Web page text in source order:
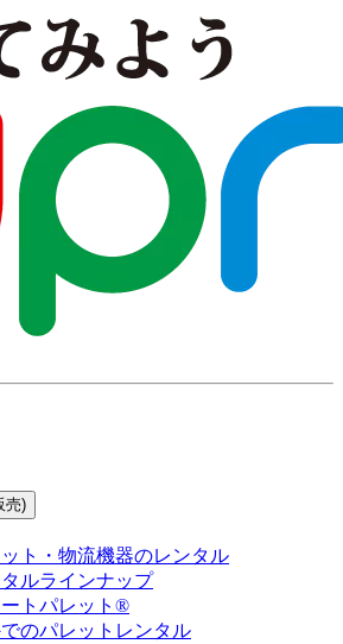
売)
ト・物流機器のレンタル
ルラインナップ
トパレット®
のパレットレンタル